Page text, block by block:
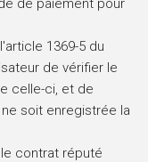
de paiement pour
1369-5 du
de vérifier le
celle-ci, et de
soit enregistrée la
contrat réputé